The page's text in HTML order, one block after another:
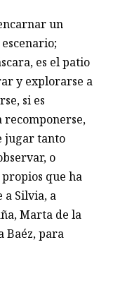
un
es el patio
y explorarse a
si es
recomponerse,
jugar tanto
o
que ha
a Silvia, a
Marta de la
Baéz, para